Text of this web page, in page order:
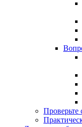
Проверьте